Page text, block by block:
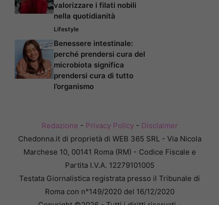
valorizzare i filati nobili
nella quotidianità
Lifestyle
Benessere intestinale:
perché prendersi cura del
microbiota significa
prendersi cura di tutto
l’organismo
Redazione - Privacy Policy- Disclaimer
Chedonna.it di proprietà di WEB 365 SRL - Via Nicola
Marchese 10, 00141 Roma (RM) - Codice Fiscale e
Partita I.V.A. 12279101005
Testata Giornalistica registrata presso il Tribunale di
Roma con n°149/2020 del 16/12/2020